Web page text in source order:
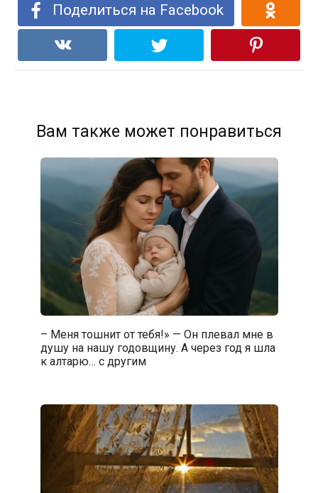
Поделиться на Facebook
Вам также может понравиться
– Меня тошнит от тебя!» — Он плевал мне в
душу на нашу годовщину. А через год я шла
к алтарю… с другим